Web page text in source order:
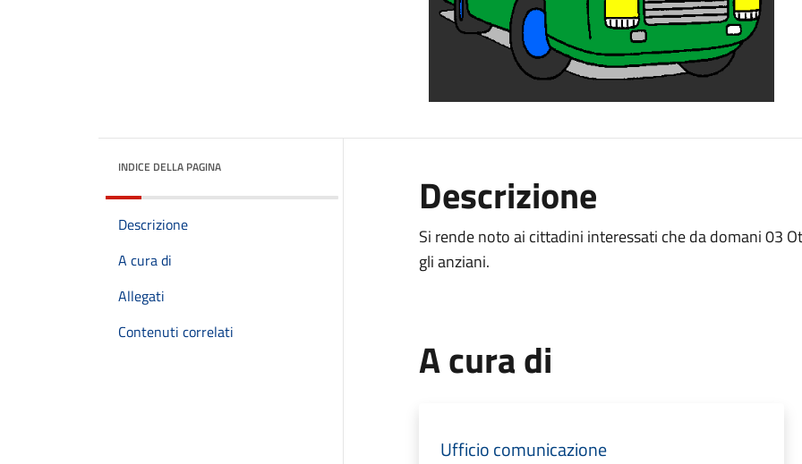
INDICE DELLA PAGINA
Descrizione
A cura di
Allegati
Contenuti correlati
Descrizione
Si rende noto ai cittadini interessati che da domani 03
gli anziani.
A cura di
Ufficio comunicazione